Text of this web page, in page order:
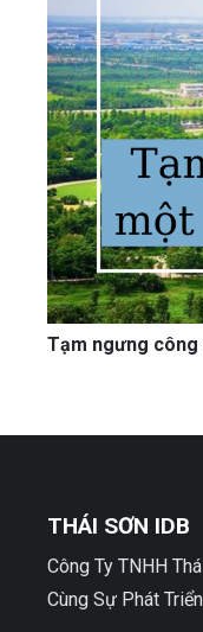
Tạm ngưng công
THÁI SƠN IDB
Công Ty TNHH
Cùng Sự Phát